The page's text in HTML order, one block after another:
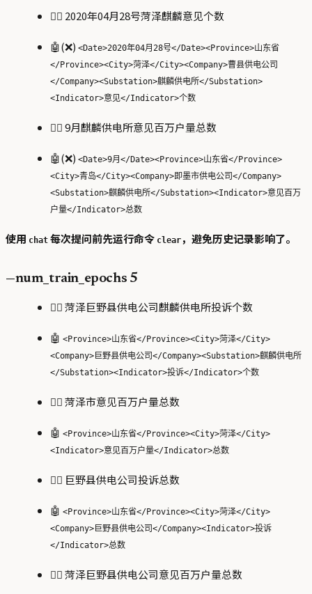
🙋‍♂️ 2020年04月28号菏泽麒麟意见个数
🤖(❌) <Date>2020年04月28号</Date><Province>山东省
</Province><City>菏泽</City><Company>曹县供电公司
</Company><Substation>麒麟供电所</Substation>
<Indicator>意见</Indicator>个数
🙋‍♂️ 9月麒麟供电所意见百万户量总数
🤖(❌) <Date>9月</Date><Province>山东省</Province>
<City>青岛</City><Company>即墨市供电公司</Company>
<Substation>麒麟供电所</Substation><Indicator>意见百万
户量</Indicator>总数
使用 chat 每次提问前先运行命令 clear ，避免历史记录影响了。
—num_train_epochs 5
🙋‍♂️ 菏泽巨野县供电公司麒麟供电所投诉个数
🤖 <Province>山东省</Province><City>菏泽</City>
<Company>巨野县供电公司</Company><Substation>麒麟供电所
</Substation><Indicator>投诉</Indicator>个数
🙋‍♂️ 菏泽市意见百万户量总数
🤖 <Province>山东省</Province><City>菏泽</City>
<Indicator>意见百万户量</Indicator>总数
🙋‍♂️ 巨野县供电公司投诉总数
🤖 <Province>山东省</Province><City>菏泽</City>
<Company>巨野县供电公司</Company><Indicator>投诉
</Indicator>总数
🙋‍♂️ 菏泽巨野县供电公司意见百万户量总数